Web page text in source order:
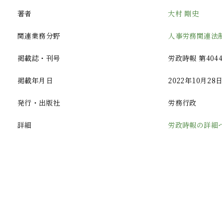
著者 大村 剛史
関連業務分野 人事労務関連法
掲載誌・刊号 労政時報 第
掲載年月日 2022年10月28日
発行・出版社 労務行政
詳細 労政時報の詳細